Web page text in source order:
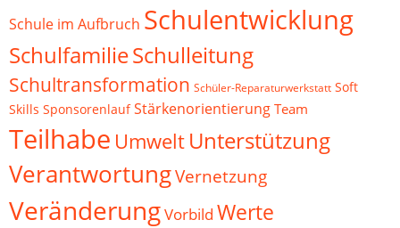
Schule im Aufbruch Schulentwicklung
SchulfamilieSchulleitung
Schultransformation Schüler-Reparaturwerkstatt Soft
Skills Sponsorenlauf Stärkenorientierung Team
Teilhabe Umwelt Unterstützung
VerantwortungVernetzung
VeränderungVorbild Werte